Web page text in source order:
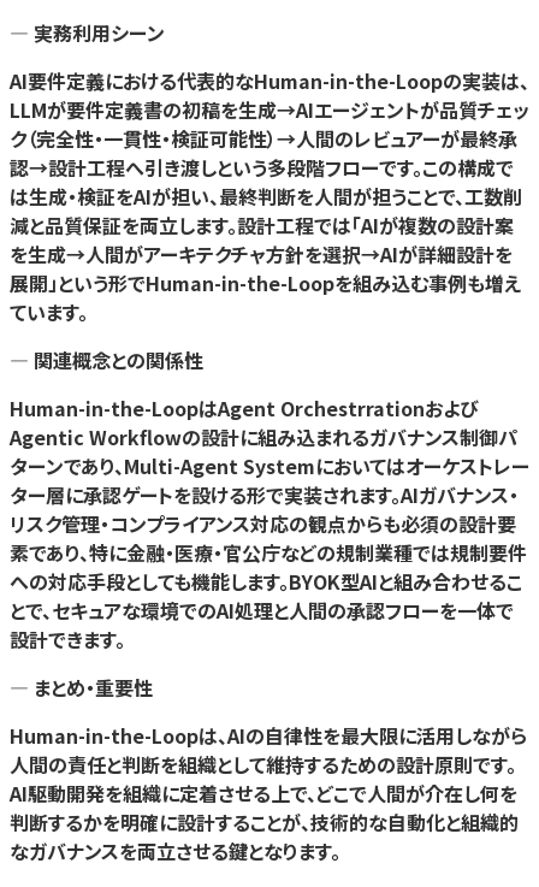
— 実務利用シーン
AI要件定義における代表的なHuman-in-the-Loopの実装は、
LLMが要件定義書の初稿を生成→AIエージェントが品質チェッ
ク（完全性・一貫性・検証可能性）→人間のレビュアーが最終承
認→設計工程へ引き渡しという多段階フローです。この構成で
は生成・検証をAIが担い、最終判断を人間が担うことで、工数削
減と品質保証を両立します。設計工程では「AIが複数の設計案
を生成→人間がアーキテクチャ方針を選択→AIが詳細設計を
展開」という形でHuman-in-the-Loopを組み込む事例も増え
ています。
— 関連概念との関係性
Human-in-the-LoopはAgent Orchestrrationおよび
Agentic Workflowの設計に組み込まれるガバナンス制御パ
ターンであり、Multi-Agent Systemにおいてはオーケストレー
ター層に承認ゲートを設ける形で実装されます。AIガバナンス・
リスク管理・コンプライアンス対応の観点からも必須の設計要
素であり、特に金融・医療・官公庁などの規制業種では規制要件
への対応手段としても機能します。BYOK型AIと組み合わせるこ
とで、セキュアな環境でのAI処理と人間の承認フローを一体で
設計できます。
— まとめ・重要性
Human-in-the-Loopは、AIの自律性を最大限に活用しながら
人間の責任と判断を組織として維持するための設計原則です。
AI駆動開発を組織に定着させる上で、どこで人間が介在し何を
判断するかを明確に設計することが、技術的な自動化と組織的
なガバナンスを両立させる鍵となります。